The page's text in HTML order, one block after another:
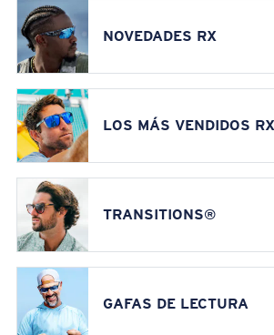
NOVEDADES RX
LOS MÁS VENDIDOS RX
TRANSITIONS®
GAFAS DE LECTURA